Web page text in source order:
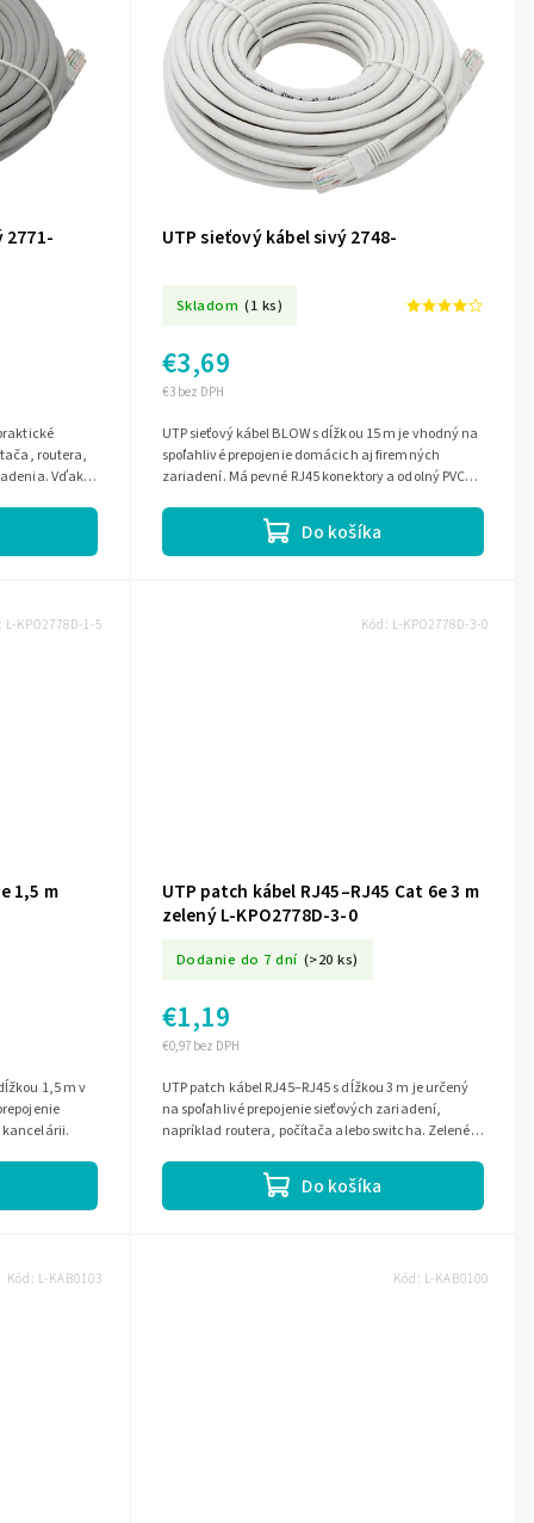
routera,
Vďaka
UTP sieťový kábel sivý 2748-
Skladom (1 ks)
€3 bez DPH
€3,69
Do košíka
UTP sieťový kábel BLOW s dĺžkou 15 m je vhodný na
spoľahlivé prepojenie domácich aj firemných
zariadení. Má pevné RJ45 konektory a odolný PVC
1,5 m
1,5 m v
L-KPO2778D-1-5
UTP patch kábel RJ45–RJ45 Cat 6e 3 m
zelený L-KPO2778D-3-0
Dodanie do 7 dní (>20 ks)
€0,97 bez DPH
€1,19
Do košíka
UTP patch kábel RJ45–RJ45 s dĺžkou 3 m je určený
na spoľahlivé prepojenie sieťových zariadení,
napríklad routera, počítača alebo switcha. Zelené
Kód: L-KPO2778D-3-0
Kód: L-KAB0103 Kód: L-KAB0100